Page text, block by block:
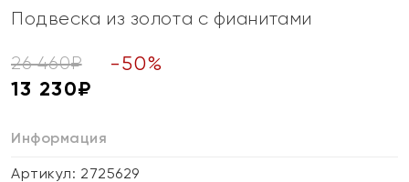
Подвеска из золота с фианитами
26 460₽ -50%
13 230₽
Информация
Артикул: 2725629